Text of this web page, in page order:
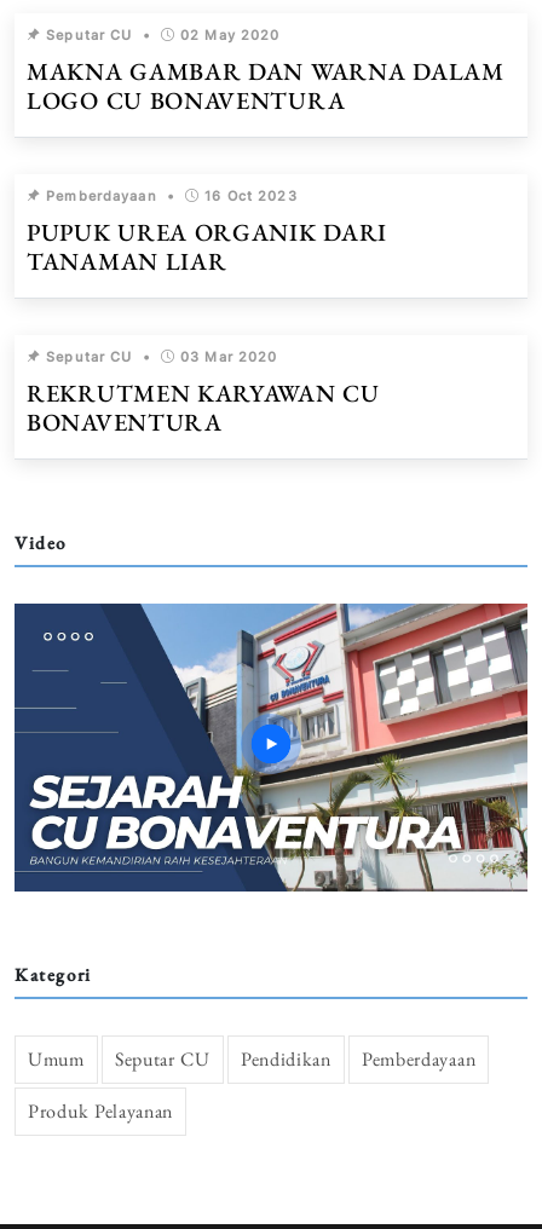
Seputar CU • 02 May 2020
MAKNA GAMBAR DAN WARNA DALAM
LOGO CU BONAVENTURA
Pemberdayaan • 16 Oct 2023
PUPUK UREA ORGANIK DARI
TANAMAN LIAR
Seputar CU • 03 Mar 2020
REKRUTMEN KARYAWAN CU
BONAVENTURA
Video
Kategori
Umum Seputar CU Pendidikan Pemberdayaan
Produk Pelayanan